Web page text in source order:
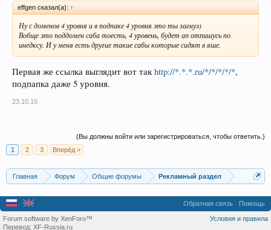
effgen сказал(а): ↑
Ну с доменов 4 уровня и в подпаке 4 уровня это ты загнул)
Вобще это поддомен саба тоесть, 4 уровень, будет ап отпишусь по
инедксу. И у меня есть другие такие сабы которые сидят в яше.
Первая же ссылка выглядит вот такhttp://*.*.*.ru/*/*/*/*/*,
подпапка даже 5 уровня.
23.10.16
(Вы должны войти или зарегистрироваться, чтобы ответить.)
1
2 3 Вперёд >
Главная Форум Общие форумы Рекламный раздел
Обратная связь Помощь
Условия и правила
Forum software by XenForo™
Перевод: XF-Russia.ru